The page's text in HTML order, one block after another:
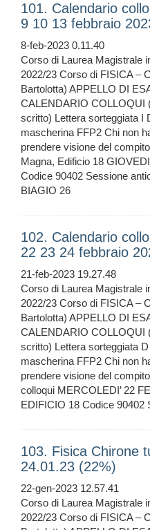
101. Calendario
9 10 13 febbraio
8-feb-2023 0.11.40
Corso di Laurea Magistrale
2022/23 Corso di FISICA –
Bartolotta) APPELLO DI
CALENDARIO COLLOQUI
scritto) Lettera sorteggiata I
mascherina FFP2 Chi non
prendere visione del
Magna, Edificio 18
Codice 90402 Sessione
BIAGIO 26
102. Calendario
22 23 24 febbraio
21-feb-2023 19.27.48
Corso di Laurea Magistrale
2022/23 Corso di FISICA –
Bartolotta) APPELLO DI
CALENDARIO COLLOQUI
scritto) Lettera sorteggiata
mascherina FFP2 Chi non
prendere visione del
colloqui MERCOLEDI’ 22
EDIFICIO 18 Codice 90402
103. Fisica Chirone
24.01.23 (22%)
22-gen-2023 12.57.41
Corso di Laurea Magistrale
2022/23 Corso di FISICA –